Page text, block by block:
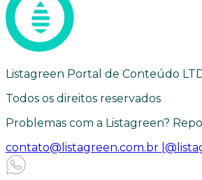
Listagreen Portal de Conteúdo
Todos os direitos reservados
Problemas com a Listagreen?
contato@listagreen.com.br |